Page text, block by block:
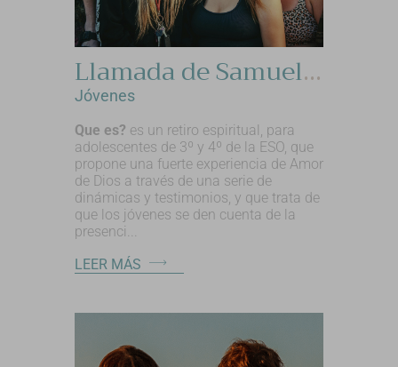
Llamada de Samuel 3ºy4º ESO
Jóvenes
Que es? es un retiro espiritual, para
adolescentes de 3º y 4º de la ESO, que
propone una fuerte experiencia de Amor
de Dios a través de una serie de
dinámicas y testimonios, y que trata de
que los jóvenes se den cuenta de la
presenci...
LEER MÁS